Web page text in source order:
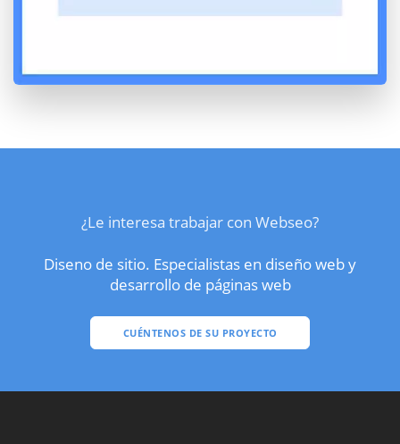
¿Le interesa trabajar con Webseo?
Diseno de sitio. Especialistas en diseño web y
desarrollo de páginas web
CUÉNTENOS DE SU PROYECTO